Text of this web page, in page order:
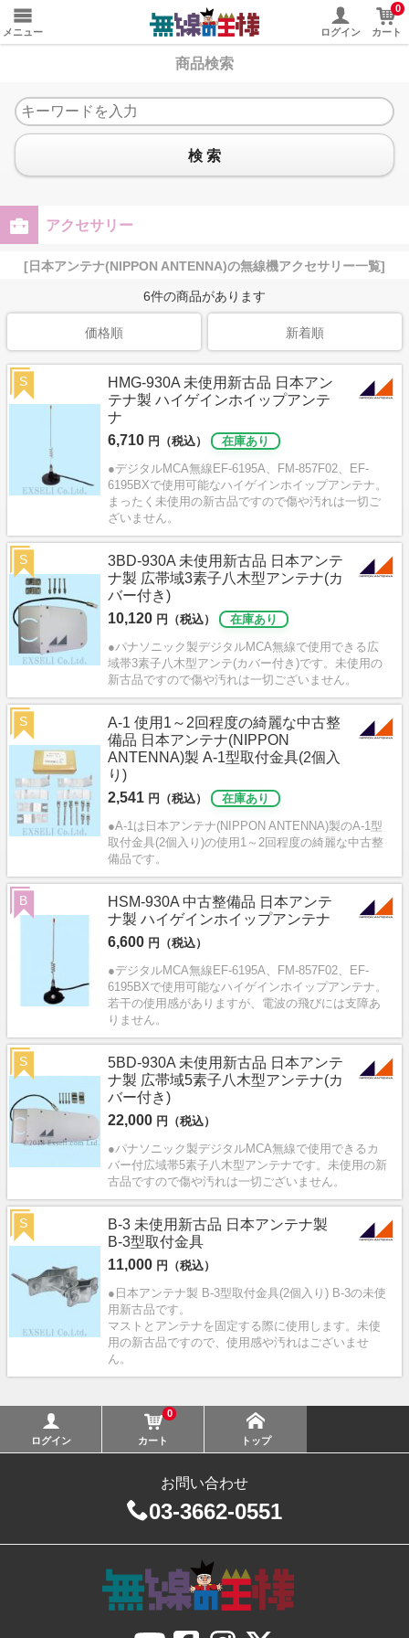
メニュー ログイン
0
カート
商品検索
検 索
アクセサリー
[日本アンテナ(NIPPON ANTENNA)の無線機アクセサリー一覧]
6件の商品があります
価格順 新着順
HMG-930A 未使用新古品 日本アン
テナ製 ハイゲインホイップアンテ
ナ
6,710 円（税込）
在庫あり
●デジタルMCA無線EF-6195A、FM-857F02、EF-
6195BXで使用可能なハイゲインホイップアンテナ。
まったく未使用の新古品ですので傷や汚れは一切ご
ざいません。
S
3BD-930A 未使用新古品 日本アンテ
ナ製 広帯域3素子八木型アンテナ(カ
バー付き)
10,120 円（税込）
在庫あり
●パナソニック製デジタルMCA無線で使用できる広
域帯3素子八木型アンテ(カバー付き)です。未使用の
新古品ですので傷や汚れは一切ございません。
S
A-1 使用1～2回程度の綺麗な中古整
備品 日本アンテナ(NIPPON
ANTENNA)製 A-1型取付金具(2個入
り)
2,541 円（税込）
在庫あり
●A-1は日本アンテナ(NIPPON ANTENNA)製のA-1型
取付金具(2個入り)の使用1～2回程度の綺麗な中古整
備品です。
S
HSM-930A 中古整備品 日本アンテ
ナ製 ハイゲインホイップアンテナ
6,600 円（税込）
●デジタルMCA無線EF-6195A、FM-857F02、EF-
6195BXで使用可能なハイゲインホイップアンテナ。
若干の使用感がありますが、電波の飛びには支障あ
りません。
B
5BD-930A 未使用新古品 日本アンテ
ナ製 広帯域5素子八木型アンテナ(カ
バー付き)
22,000 円（税込）
●パナソニック製デジタルMCA無線で使用できるカ
バー付広域帯5素子八木型アンテナです。未使用の新
古品ですので傷や汚れは一切ございません。
S
B-3 未使用新古品 日本アンテナ製
B-3型取付金具
11,000 円（税込）
●日本アンテナ製 B-3型取付金具(2個入り) B-3の未使
用新古品です。
マストとアンテナを固定する際に使用します。未使
用の新古品ですので、使用感や汚れはございませ
ん。
S
ログイン
0
カート トップ
お問い合わせ
03-3662-0551